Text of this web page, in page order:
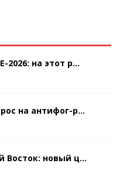
2026: на этот р...
на антифог-р...
Восток: новый ц...